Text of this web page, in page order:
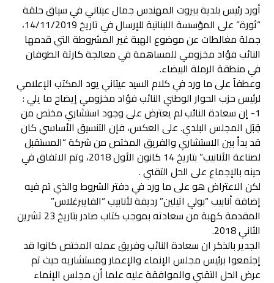
أورد رئيس بلدية بيروت المهندس جمال عيتاني في سياق حلقة
“ثورة” على المؤسسة اللبنانية للإرسال في تاريخ 14/11/2019،
جملة مغالطات عن موضوع الهبة غير المشروطة التي قدمها
النائب فؤاد مخزومي للمساهمة في معالجة كارثة الطوفان
في منطقة الرملة البيضاء.
وعطفاُ على ما ورد في كلام السيد عيتاني يود المكتب الإعلامي
لرئيس حزب الحوار الوطني النائب فؤاد مخزومي إيضاح ما يلي :
1- إن سعادة النائب لم يعترض على وجود استشاري مختص من
قِبَل المجلس البلدي. على العكس، فإن التنسيق الأساسي كان
قد بدأ بين الاستشاري والفريق المختص من شركة “المستقبل
لصناعة الأنانيب” بتاريخ 14 كانون الأول 2018، وتم الاتفاق في
حينه بالإجماع على الحل التقني .
لكن الاعتراض هو على ما ورد في دفتر الشروط والذي تم فيه
إضافة أنابيب “بولي اثيلين” رديفة لأنابيب “الفايبرغلاس”
المقدمة كهبة من سعادته بموجب كتاب صادر بتاريخ 23 تشرين
الثاني 2018.
الجدير بالذكر ان سعادة النائب وفريق عمله المختص كانوا قد
إجتمعوا برئيس مجلس الإنماء والإعمار ومستشاريه حيث تم
عرض الحل التقني والموافقة عليه علما أن مجلس الإنماء